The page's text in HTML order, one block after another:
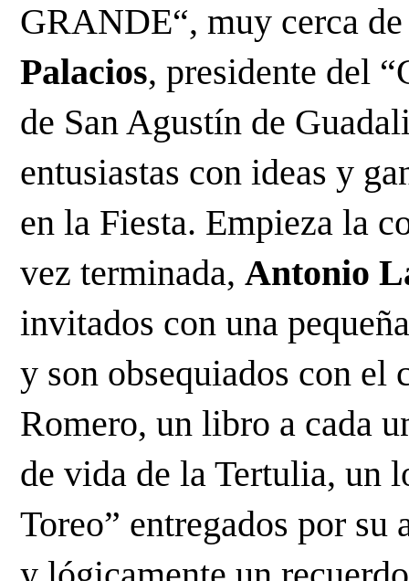
GRANDE“, muy cerca
Palacios, presidente del
de San Agustín de
entusiastas con ideas y
en la Fiesta. Empieza la
vez terminada,Antonio
invitados con una
y son obsequiados con el
Romero, un libro a cada
de vida de la Tertulia, un
Toreo” entregados por su